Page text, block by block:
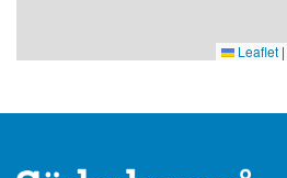
Leaflet |